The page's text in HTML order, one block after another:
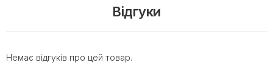
Відгуки
Немає відгуків про цей товар.